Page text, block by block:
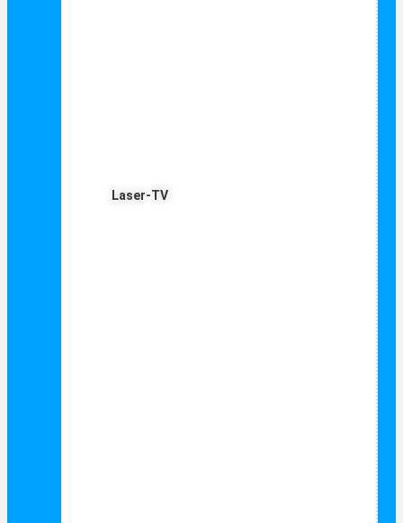
Laser-TV